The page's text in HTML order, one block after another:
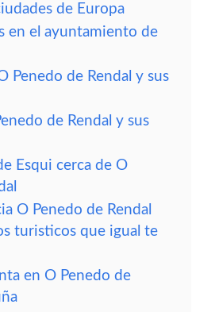
de Europa
en el ayuntamiento de
Penedo de Rendal y sus
de Rendal y sus
Esqui cerca de O
O Penedo de Rendal
turisticos que igual te
en O Penedo de